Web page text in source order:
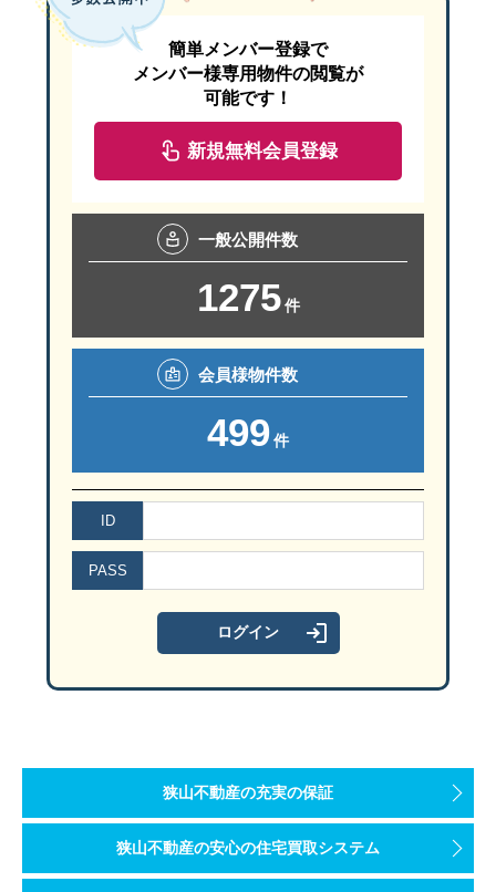
簡単メンバー登録で
メンバー様専用物件の閲覧が
可能です！
新規無料会員登録
一般公開件数
1275 件
会員様物件数
499件
ID
PASS
狭山不動産の充実の保証
狭山不動産の安心の住宅買取システム